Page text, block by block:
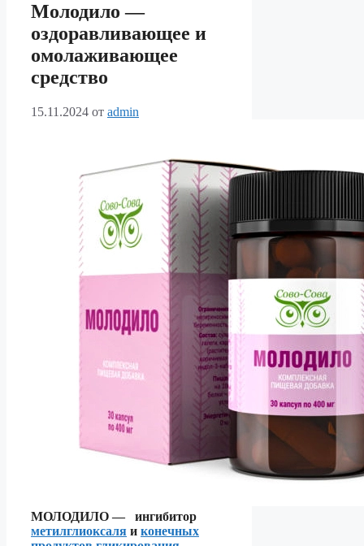
Молодило —
оздоравливающее и
омолаживающее
средство
15.11.2024 от admin
МОЛОДИЛО — ингибитор
метилглиоксаля и конечных